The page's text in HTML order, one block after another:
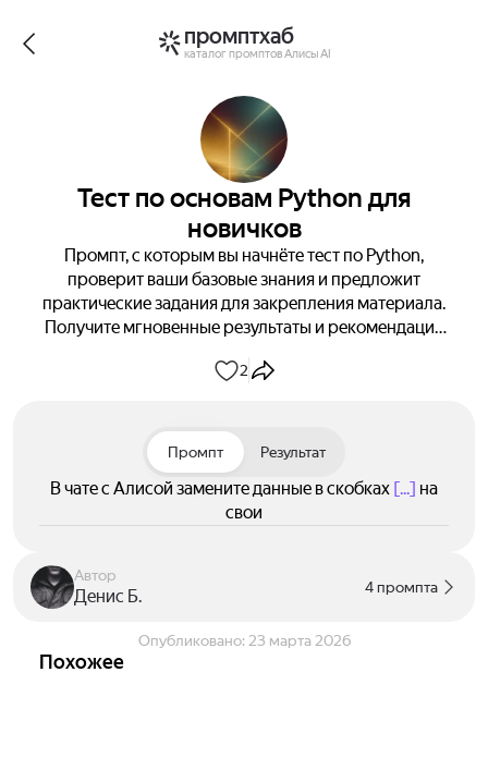
промптхаб
каталог промптов Алисы AI
Тест по основам Python для
новичков
Промпт, с которым вы начнёте тест по Python,
проверит ваши базовые знания и предложит
практические задания для закрепления материала.
Получите мгновенные результаты и рекомендации
2
Промпт Результат
В чате с Алисой замените данные в скобках [...] на
свои
Автор
Денис Б. 4 промпта
Опубликовано: 23 марта 2026
Похожее